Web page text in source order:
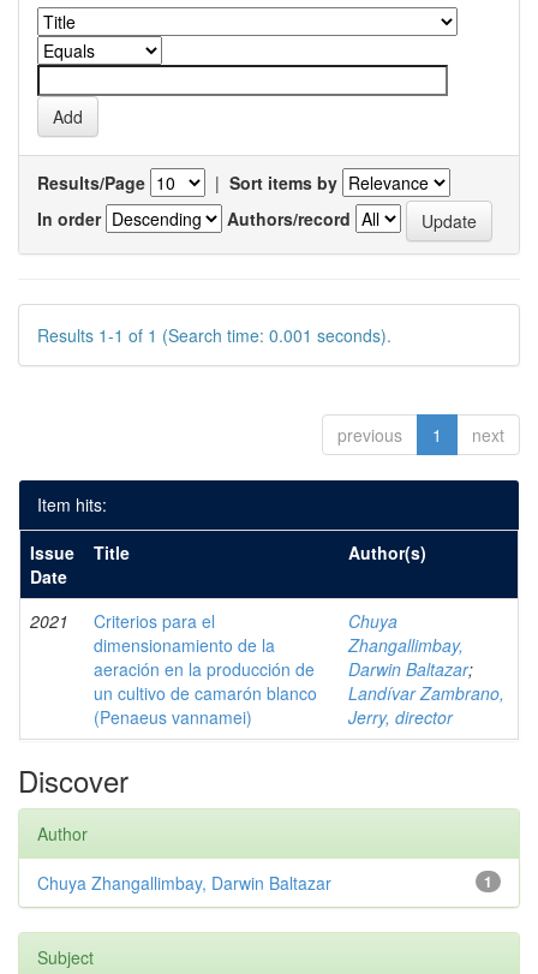
Results/Page | Sort items by
In order
Authors/record
Results 1-1 of 1 (Search time: 0.001 seconds).
previous 1 next
Item hits:
Issue
Date
Title Author(s)
2021
Criterios para el
dimensionamiento de la
aeración en la producción de
un cultivo de camarón blanco
(Penaeus vannamei)
Chuya
Zhangallimbay,
Darwin Baltazar;
Landívar Zambrano,
Jerry, director
Discover
Author
1
Chuya Zhangallimbay, Darwin Baltazar
Subject